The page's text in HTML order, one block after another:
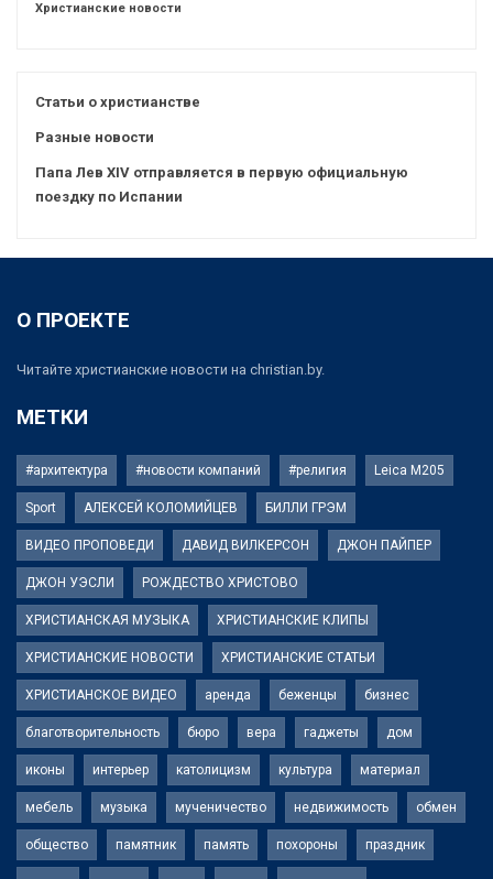
Христианские новости
Статьи о христианстве
Разные новости
Папа Лев XIV отправляется в первую официальную
поездку по Испании
О ПРОЕКТЕ
Читайте христианские новости на christian.by.
МЕТКИ
#архитектура #новости компаний #религия Leica M205
Sport АЛЕКСЕЙ КОЛОМИЙЦЕВ БИЛЛИ ГРЭМ
ВИДЕО ПРОПОВЕДИ ДАВИД ВИЛКЕРСОН ДЖОН ПАЙПЕР
ДЖОН УЭСЛИ РОЖДЕСТВО ХРИСТОВО
ХРИСТИАНСКАЯ МУЗЫКА ХРИСТИАНСКИЕ КЛИПЫ
ХРИСТИАНСКИЕ НОВОСТИ ХРИСТИАНСКИЕ СТАТЬИ
ХРИСТИАНСКОЕ ВИДЕО аренда беженцы бизнес
благотворительность бюро вера гаджеты дом
иконы интерьер католицизм культура материал
мебель музыка мученичество недвижимость обмен
общество памятник память похороны праздник